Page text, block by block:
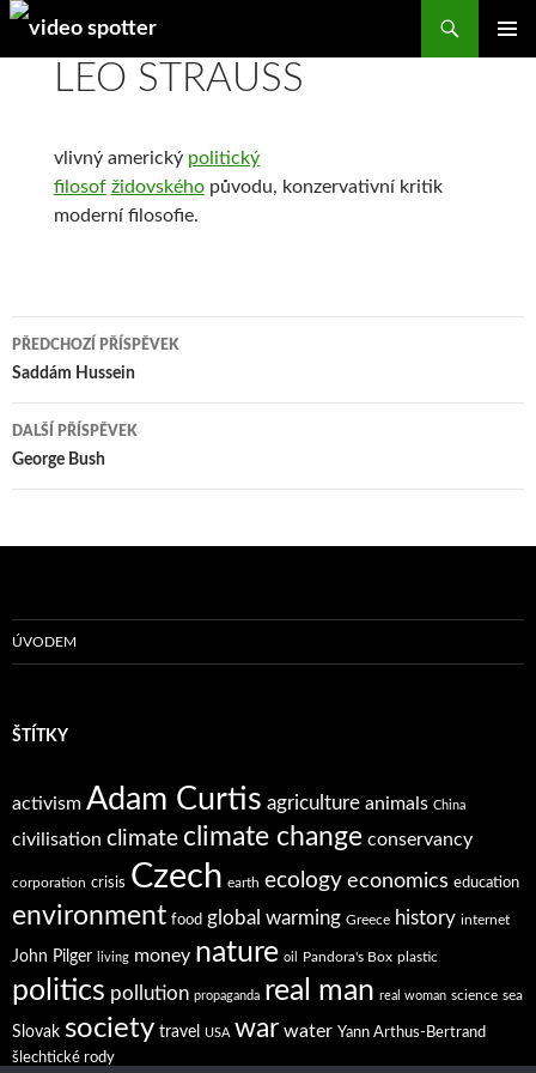
Search
LEO STRAUSS
vlivný americký politický
filosof židovskéhopůvodu, konzervativní kritik
moderní filosofie.
Navigace
pro
příspěvky
PŘEDCHOZÍ PŘÍSPĚVEK
Saddám Hussein
DALŠÍ PŘÍSPĚVEK
George Bush
ÚVODEM
ŠTÍTKY
activism Adam Curtis agriculture animals China
civilisation climate climate change conservancy
corporation crisis Czech earth ecology economics education
environment food global warming Greece history internet
John Pilger living money nature oil Pandora's Box plastic
politics pollution propaganda real man real woman science sea
Slovak society travel USA war water Yann Arthus-Bertrand
šlechtické rody